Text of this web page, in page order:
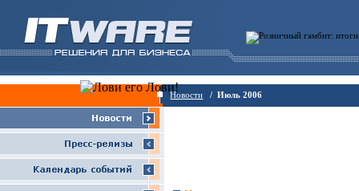
Новости / Июль 2006